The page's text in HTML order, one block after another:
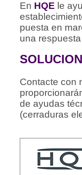
En HQE le
puesta en
una
Contacte con
de ayudas
(cerraduras